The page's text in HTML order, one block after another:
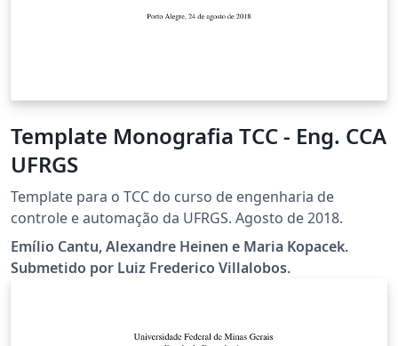
Template Monografia TCC - Eng. CCA
UFRGS
Template para o TCC do curso de engenharia de
controle e automação da UFRGS. Agosto de 2018.
Emílio Cantu, Alexandre Heinen e Maria Kopacek.
Submetido por Luiz Frederico Villalobos.